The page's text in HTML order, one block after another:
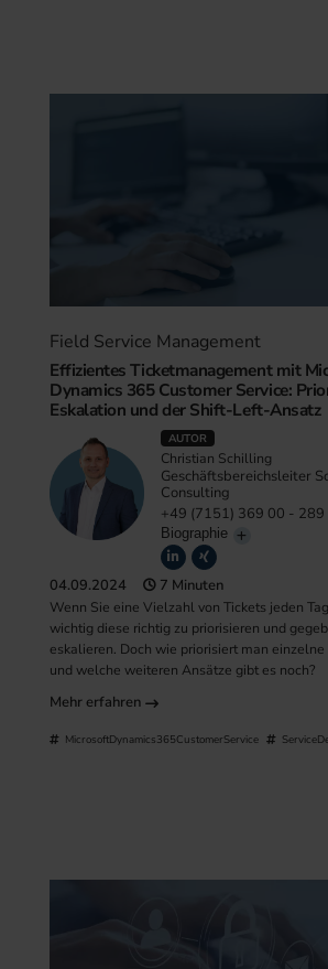
Field Service Management
Effizientes Ticketmanagement mit
Dynamics 365 Customer Service:
Eskalation und der Shift-Left-Ansatz
AUTOR
Christian Schilling
Geschäftsbereichsleiter
Consulting
+49 (7151) 369 00 - 289
Biographie
04.09.2024 7 Minuten
Wenn Sie eine Vielzahl von Tickets jeden
wichtig diese richtig zu priorisieren und
eskalieren. Doch wie priorisiert man einzelne
und welche weiteren Ansätze gibt es noch?
Mehr erfahren
MicrosoftDynamics365CustomerService